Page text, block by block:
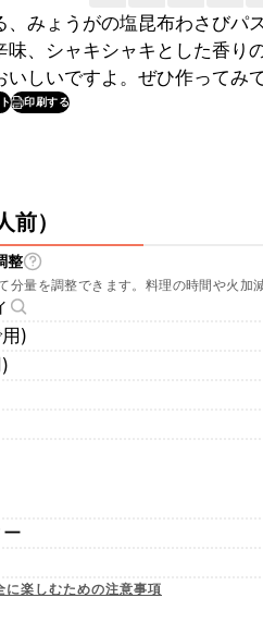
、みょうがの塩昆布わさびパ
味、シャキシャキとした香り
いしいですよ。ぜひ作ってみ
印刷する
前）
整
分量を調整できます。料理の時間や火加
)
に楽しむための注意事項